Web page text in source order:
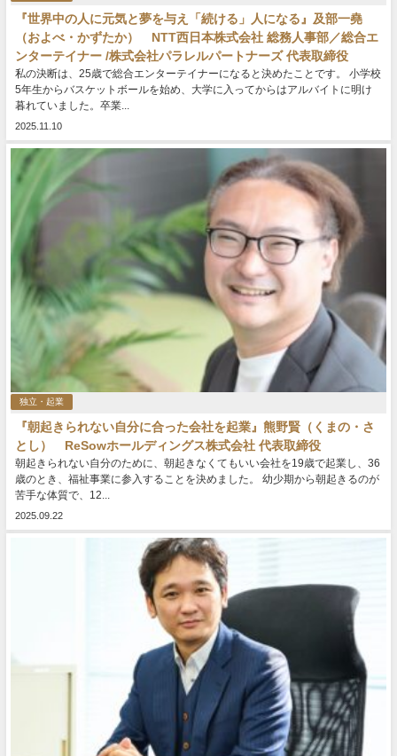
『世界中の人に元気と夢を与え「続ける」人になる』及部一堯
（およべ・かずたか） NTT西日本株式会社 総務人事部／総合エ
ンターテイナー /株式会社パラレルパートナーズ 代表取締役
私の決断は、25歳で総合エンターテイナーになると決めたことです。 小学校
5年生からバスケットボールを始め、大学に入ってからはアルバイトに明け
暮れていました。卒業...
2025.11.10
独立・起業
『朝起きられない自分に合った会社を起業』熊野賢（くまの・さ
とし） ReSowホールディングス株式会社 代表取締役
朝起きられない自分のために、朝起きなくてもいい会社を19歳で起業し、36
歳のとき、福祉事業に参入することを決めました。 幼少期から朝起きるのが
苦手な体質で、12...
2025.09.22